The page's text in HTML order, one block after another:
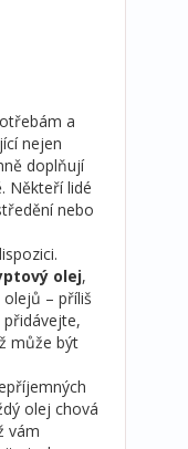
a
nejen
doplňují
Někteří lidé
nebo
olej,
– příliš
přidávejte,
může být
olej chová
vám